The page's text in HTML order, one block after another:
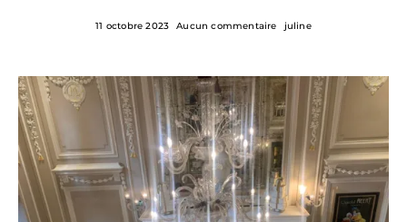
11 octobre 2023 Aucun commentaire juline